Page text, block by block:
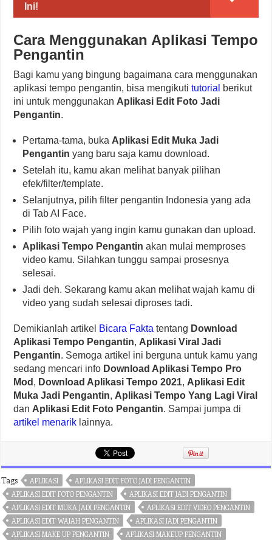
Ini!
Cara Menggunakan Aplikasi Tempo
Pengantin
Bagi kamu yang bingung bagaimana cara menggunakan
aplikasi tempo pengantin, bisa mengikutitutorial
berikut
ini untuk menggunakan Aplikasi Edit Foto Jadi
Pengantin.
Pertama-tama, buka Aplikasi Edit Muka Jadi
Pengantin yang baru saja kamu download.
Setelah itu, kamu akan melihat banyak pilihan
efek/filter/template.
Selanjutnya, pilih filter pengantin Indonesia yang ada
di Tab AI Face.
Pilih foto wajah yang ingin kamu gunakan dan upload.
Aplikasi Tempo Pengantin akan mulai memproses
video kamu. Silahkan tunggu sampai prosesnya
selesai.
Jadi deh. Sekarang kamu akan melihat wajah kamu di
video yang sudah selesai diproses tadi.
Demikianlah artikel Bicara Fakta tentang Download
Aplikasi Tempo Pengantin, Aplikasi Viral Jadi
Pengantin. Semoga artikel ini berguna untuk kamu yang
sedang mencari info Download Aplikasi Tempo Pro
Mod , Download Aplikasi Tempo 2021, Aplikasi Edit
Muka Jadi Pengantin, Aplikasi Tempo Yang Lagi Viral
dan Aplikasi Edit Foto Pengantin. Sampai jumpa di
artikel menarik lainnya.
Tags APLIKASI
APLIKASI EDIT FOTO JADI PENGANTIN
APLIKASI EDIT FOTO PENGANTIN
APLIKASI EDIT JADI PENGANTIN
APLIKASI EDIT MUKA JADI PENGANTIN
APLIKASI EDIT VIDEO PENGANTIN
APLIKASI EDIT WAJAH PENGANTIN
APLIKASI JADI PENGANTIN
APLIKASI MAKE UP PENGANTIN
APLIKASI MAKEUP PENGANTIN